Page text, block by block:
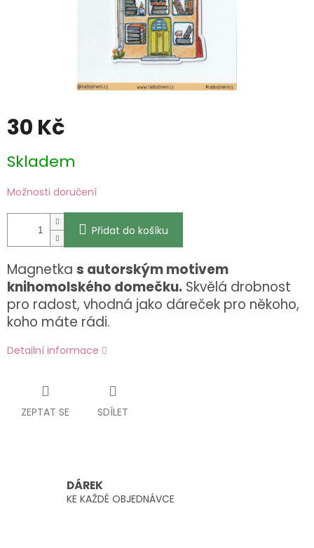
30 Kč
cena:
Skladem
Možnosti doručení
Přidat do košíku
Magnetka s autorským motivem
knihomolského domečku. Skvělá drobnost
pro radost, vhodná jako dáreček pro někoho,
koho máte rádi.
Detailní informace
ZEPTAT SE SDÍLET
DÁREK
KE KAŽDÉ OBJEDNÁVCE